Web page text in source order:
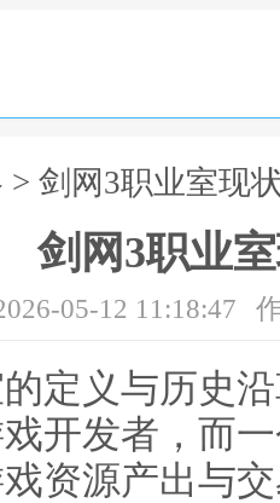
> 剑网3职业室现
剑网3职业
05-12 11:18:47
定义与历史
开发者，而
资源产出与